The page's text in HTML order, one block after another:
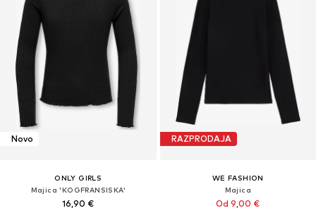
Novo
ONLY GIRLS
Majica 'KOGFRANSISKA'
16,90 €
RAZPRODAJA
WE FASHION
Majica
Od 9,00 €